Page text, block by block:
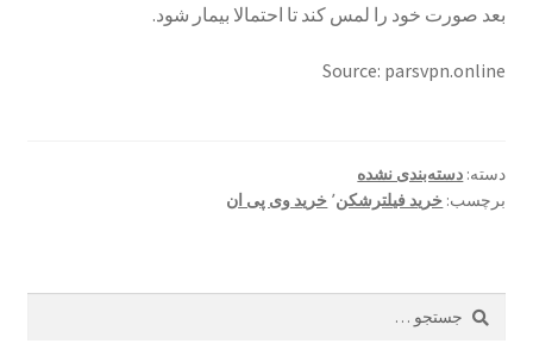
بعد صورت خود را لمس کند تا احتمالا بیمار شود.
Source: parsvpn.online
دسته: دسته‌بندی نشده
برچسب: خرید فیلترشکن٬ خرید وی پی ان
جستجو
برای: